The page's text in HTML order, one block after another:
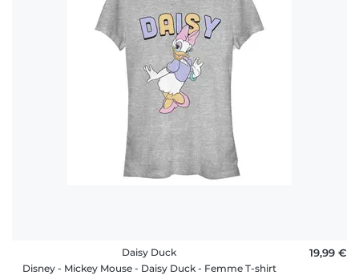
Daisy Duck
Disney - Mickey Mouse - Daisy Duck - Femme T-shirt
19,99 €